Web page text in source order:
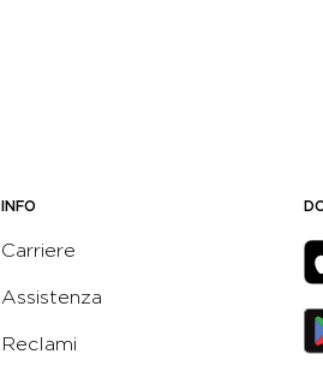
INFO
Carriere
Assistenza
Reclami